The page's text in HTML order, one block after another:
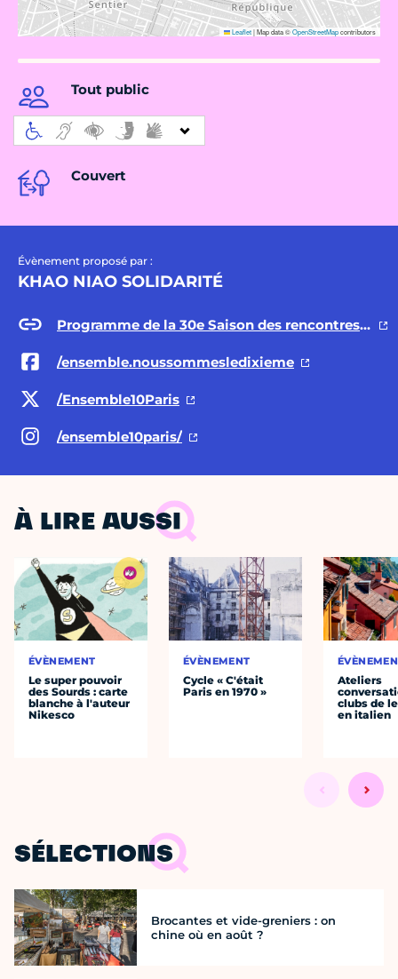
Leaflet|Map data ©OpenStreetMapcontributors
Tout public
Couvert
Évènement proposé par :
KHAO NIAO SOLIDARITÉ
Programme de la 30e Saison des rencontres interculturelles du 10e
/ensemble.noussommesledixieme
/Ensemble10Paris
/ensemble10paris/
À LIRE AUSSI
ÉVÈNEMENT
Le super pouvoir
des Sourds : carte
blanche à l'auteur
Nikesco
ÉVÈNEMENT
Cycle « C'était
Paris en 1970 »
Ateliers
clubs de
en italien
SÉLECTIONS
Brocantes et vide-greniers : on
chine où en août ?